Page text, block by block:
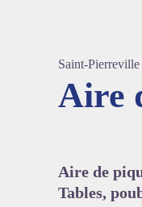
Saint-Pierreville
Aire
Aire de
Tables,